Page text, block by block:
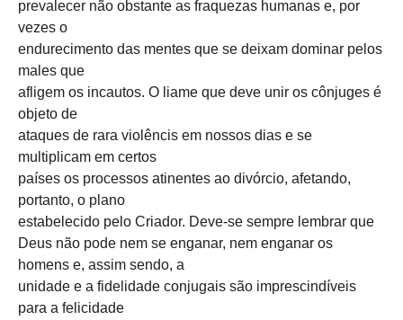
prevalecer não obstante as fraquezas humanas e, por
vezes o
endurecimento das mentes que se deixam dominar pelos
males que
afligem os incautos. O liame que deve unir os cônjuges é
objeto de
ataques de rara violêncis em nossos dias e se
multiplicam em certos
países os processos atinentes ao divórcio, afetando,
portanto, o plano
estabelecido pelo Criador. Deve-se sempre lembrar que
Deus não pode nem se enganar, nem enganar os
homens e, assim sendo, a
unidade e a fidelidade conjugais são imprescindíveis
para a felicidade